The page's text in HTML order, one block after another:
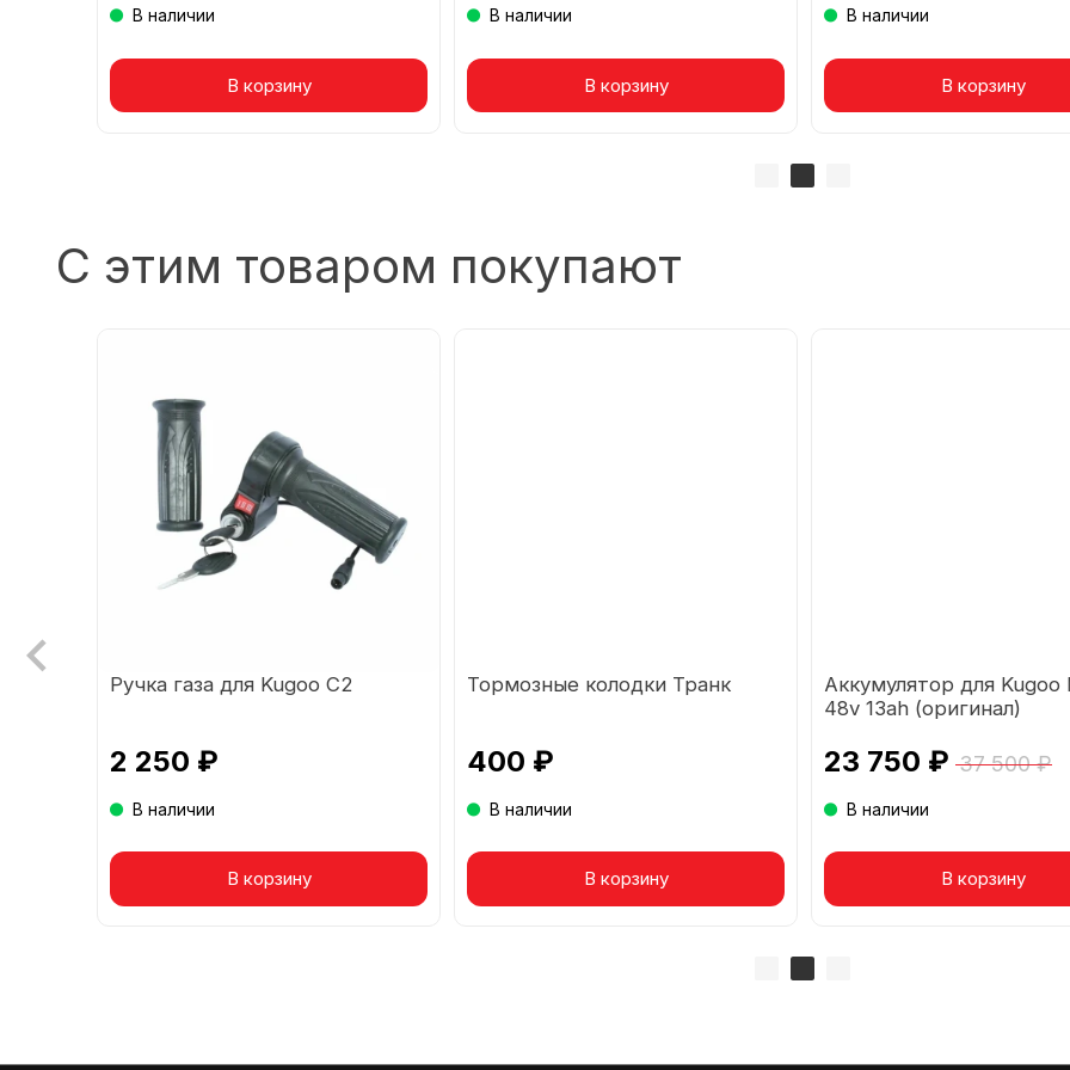
Товар в корзине
В наличии
В корзину Товар в корзине
В наличии
В корзину Товар в корзине
В наличии
В корзину
С этим товаром покупают
Товар в корзине
Ручка газа для Kugoo C2
2 250 ₽
В наличии
В корзину Товар в корзине
Тормозные колодки Транк
400 ₽
В наличии
В корзину Товар в корзине
Аккумулятор для
48v 13ah (оригинал)
23 750 ₽ 37 500 ₽
В наличии
В корзину